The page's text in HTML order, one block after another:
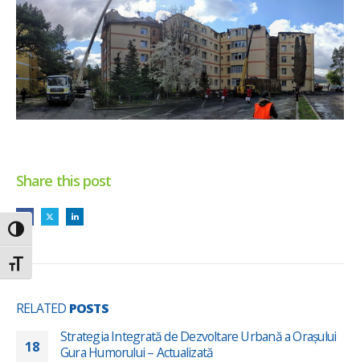
Toggle High Contrast
Toggle Font size
Share this post
RELATED POSTS
18
Strategia Integrată de Dezvoltare Urbană a Orașului
Gura Humorului – Actualizată